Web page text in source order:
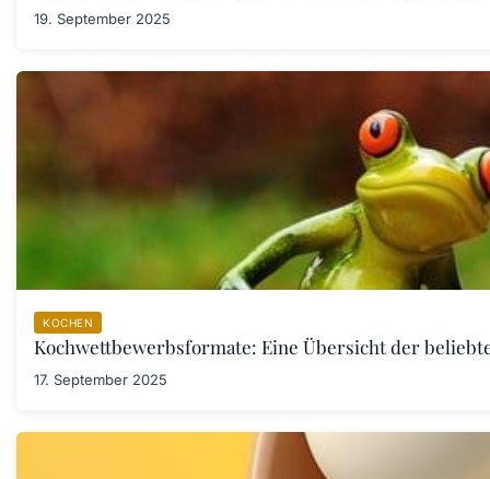
19. September 2025
KOCHEN
Kochwettbewerbsformate: Eine Übersicht der
17. September 2025